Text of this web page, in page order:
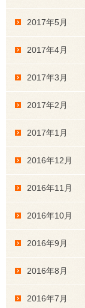
2017年5月
2017年4月
2017年3月
2017年2月
2017年1月
2016年12月
2016年11月
2016年10月
2016年9月
2016年8月
2016年7月